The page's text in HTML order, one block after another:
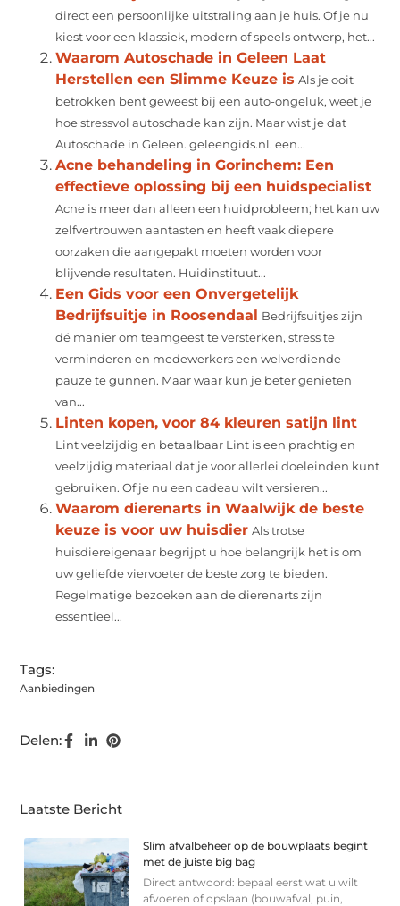
direct een persoonlijke uitstraling aan je huis. Of je nu
kiest voor een klassiek, modern of speels ontwerp, het...
Waarom Autoschade in Geleen Laat
Herstellen een Slimme Keuze is Als je ooit
betrokken bent geweest bij een auto-ongeluk, weet je
hoe stressvol autoschade kan zijn. Maar wist je dat
Autoschade in Geleen. geleengids.nl. een...
Acne behandeling in Gorinchem: Een
effectieve oplossing bij een huidspecialist
Acne is meer dan alleen een huidprobleem; het kan uw
zelfvertrouwen aantasten en heeft vaak diepere
oorzaken die aangepakt moeten worden voor
blijvende resultaten. Huidinstituut...
Een Gids voor een Onvergetelijk
Bedrijfsuitje in Roosendaal Bedrijfsuitjes zijn
dé manier om teamgeest te versterken, stress te
verminderen en medewerkers een welverdiende
pauze te gunnen. Maar waar kun je beter genieten
van...
Linten kopen, voor 84 kleuren satijn lint
Lint veelzijdig en betaalbaar Lint is een prachtig en
veelzijdig materiaal dat je voor allerlei doeleinden kunt
gebruiken. Of je nu een cadeau wilt versieren...
Waarom dierenarts in Waalwijk de beste
keuze is voor uw huisdier Als trotse
huisdiereigenaar begrijpt u hoe belangrijk het is om
uw geliefde viervoeter de beste zorg te bieden.
Regelmatige bezoeken aan de dierenarts zijn
essentieel...
Tags:
Aanbiedingen
Delen:
Laatste Bericht
Slim afvalbeheer op de bouwplaats begint
met de juiste big bag
Direct antwoord: bepaal eerst wat u wilt
afvoeren of opslaan (bouwafval, puin,